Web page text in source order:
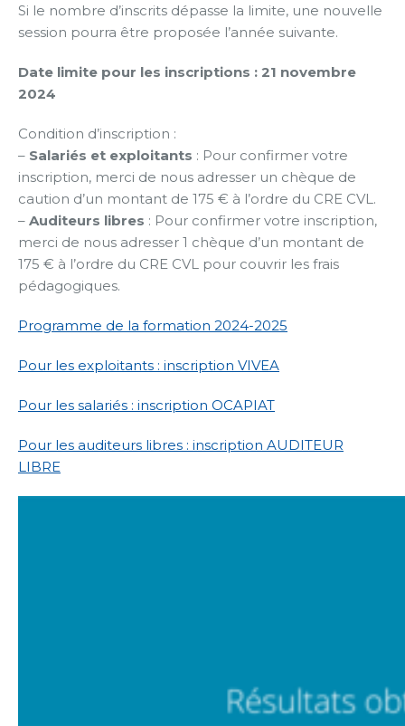
Si le nombre d’inscrits dépasse la limite, une nouvelle
session pourra être proposée l’année suivante.
Date limite pour les inscriptions : 21 novembre
2024
Condition d’inscription :
– Salariés et exploitants : Pour confirmer votre
inscription, merci de nous adresser un chèque de
caution d’un montant de 175 € à l’ordre du CRE CVL.
– Auditeurs libres : Pour confirmer votre inscription,
merci de nous adresser 1 chèque d’un montant de
175 € à l’ordre du CRE CVL pour couvrir les frais
pédagogiques.
Programme de la formation 2024-2025
Pour les exploitants : inscription VIVEA
Pour les salariés : inscription OCAPIAT
Pour les auditeurs libres : inscription AUDITEUR
LIBRE